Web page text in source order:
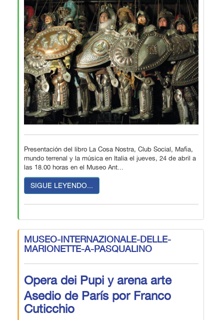
Presentación del libro La Cosa Nostra, Club Social, Mafia,
mundo terrenal y la música en Italia el jueves, 24 de abril a
las 18.00 horas en el Museo Ant...
SIGUE LEYENDO...
MUSEO-INTERNAZIONALE-DELLE-
MARIONETTE-A-PASQUALINO
Opera dei Pupi y arena arte
Asedio de París por Franco
Cuticchio